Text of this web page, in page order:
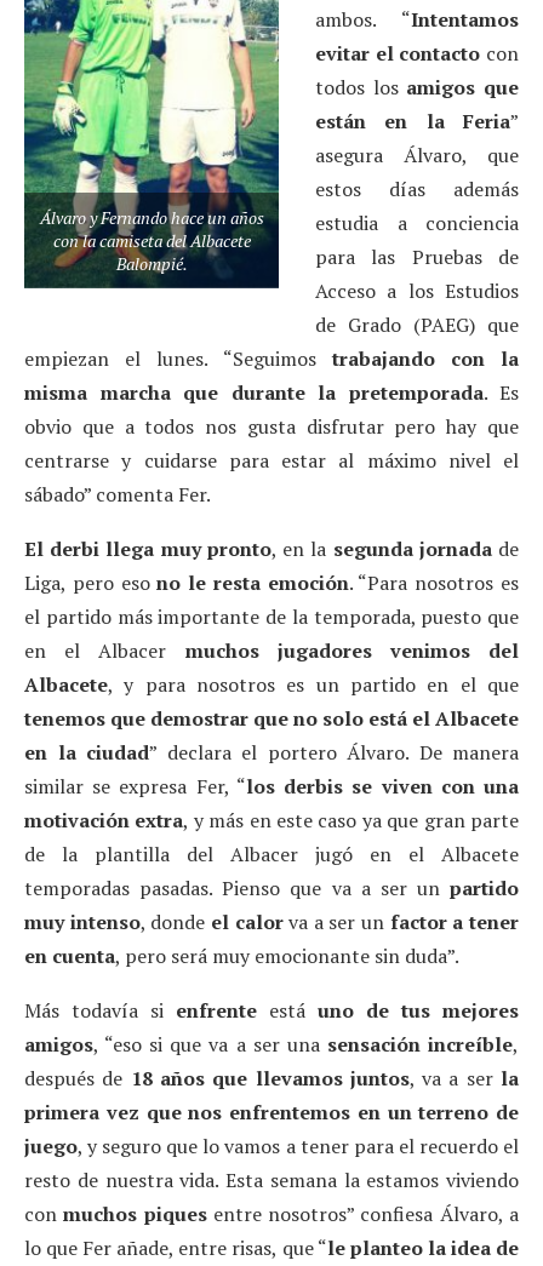
Álvaro y Fernando hace un años
con la camiseta del Albacete
Balompié.
ambos. “Intentamos
evitar el contacto con
todos los amigos que
están en la Feria”
asegura Álvaro, que
estos días además
estudia a conciencia
para las Pruebas de
Acceso a los Estudios
de Grado (PAEG) que
empiezan el lunes. “Seguimostrabajando con la
misma marcha que durante la pretemporada. Es
obvio que a todos nos gusta disfrutar pero hay que
centrarse y cuidarse para estar al máximo nivel el
sábado” comenta Fer.
El derbi llega muy pronto, en la segunda jornadade
Liga, pero esono le resta emoción. “Para nosotros es
el partido más importante de la temporada, puesto que
en el Albacer muchos jugadores venimos del
Albacete, y para nosotros es un partido en el que
tenemos que demostrar que no solo está el Albacete
en la ciudad” declara el portero Álvaro. De manera
similar se expresa Fer, “los derbis se viven con una
motivación extra, y más en este caso ya que gran parte
de la plantilla del Albacer jugó en el Albacete
temporadas pasadas. Pienso que va a ser un partido
muy intenso, donde el calorva a ser un factor a tener
en cuenta, pero será muy emocionante sin duda”.
Más todavía si enfrente está uno de tus mejores
amigos, “eso si que va a ser una sensación increíble,
después de 18 años que llevamos juntos, va a ser la
primera vez que nos enfrentemos en un terreno de
juego, y seguro que lo vamos a tener para el recuerdo el
resto de nuestra vida. Esta semana la estamos viviendo
conmuchos piquesentre nosotros” confiesa Álvaro, a
lo que Fer añade, entre risas, que “le planteo la idea de